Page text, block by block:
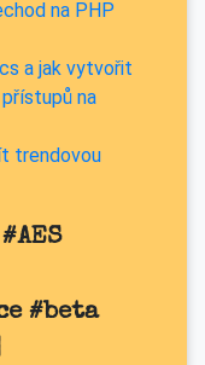
na PHP
a jak vytvořit
na
trendovou
#AES
#beta